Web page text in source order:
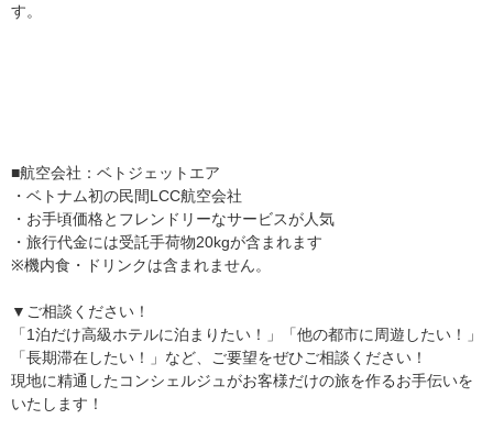
す。
■航空会社：ベトジェットエア
・ベトナム初の民間LCC航空会社
・お手頃価格とフレンドリーなサービスが人気
・旅行代金には受託手荷物20kgが含まれます
※機内食・ドリンクは含まれません。
▼ご相談ください！
「1泊だけ高級ホテルに泊まりたい！」「他の都市に周遊したい！」
「長期滞在したい！」など、ご要望をぜひご相談ください！
現地に精通したコンシェルジュがお客様だけの旅を作るお手伝いを
いたします！